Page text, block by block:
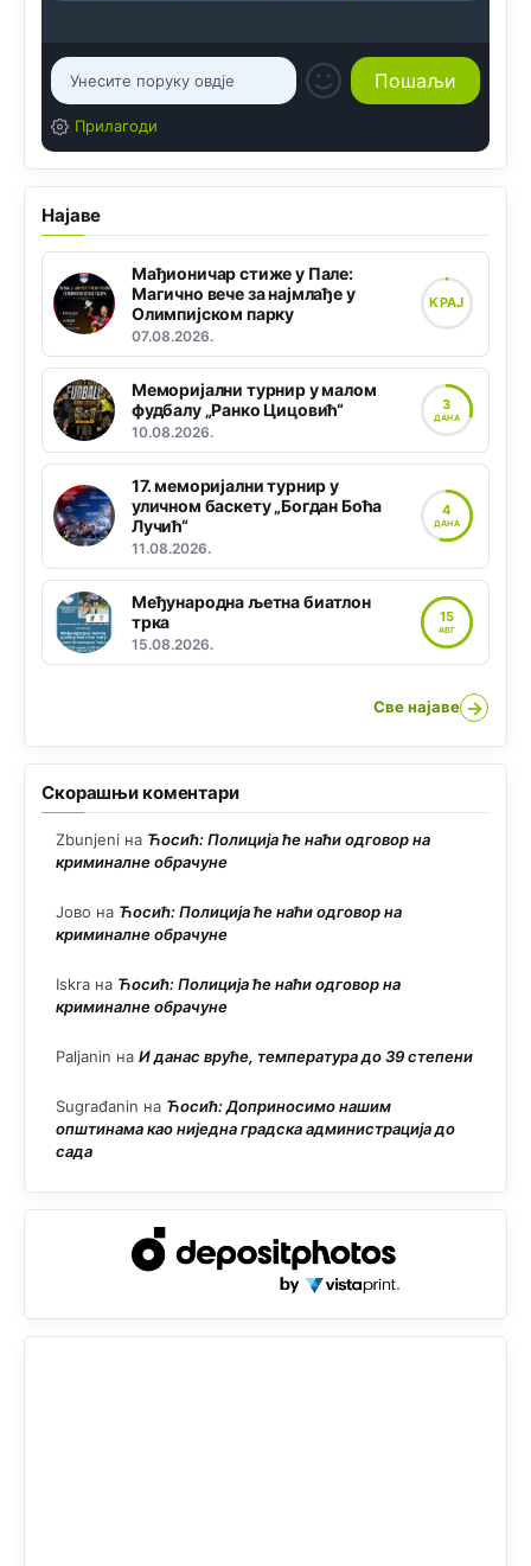
Прилагоди
Најаве
Мађионичар стиже у Пале:
Магично вече за најмлађе у
Олимпијском парку
07.08.2026.
КРАЈ
Меморијални турнир у малом
фудбалу „Ранко Цицовић“
10.08.2026.
3
ДАНА
17. меморијални турнир у
уличном баскету „Богдан Боћа
Лучић“
11.08.2026.
4
ДАНА
Међународна љетна биатлон
трка
15.08.2026.
15
АВГ
Све најаве →
Скорашњи коментари
Zbunjeni на Ћосић: Полиција ће наћи одговор на
криминалне обрачуне
Јово на Ћосић: Полиција ће наћи одговор на
криминалне обрачуне
Iskra на Ћосић: Полиција ће наћи одговор на
криминалне обрачуне
Paljanin на И данас вруће, температура до 39 степени
Sugrađanin на Ћосић: Доприносимо нашим
општинама као ниједна градска администрација до
сада